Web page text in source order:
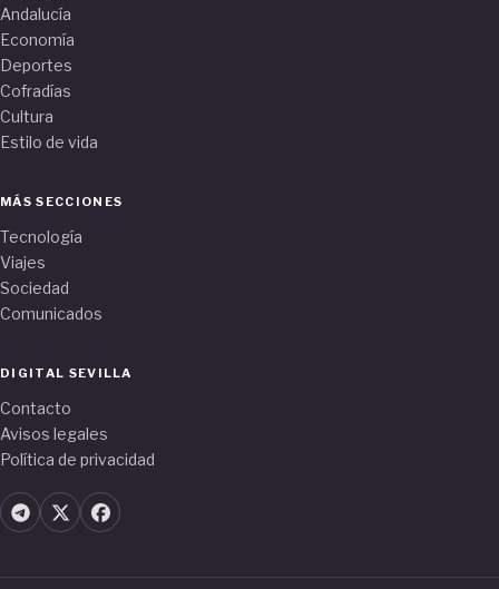
Andalucía
Economía
Deportes
Cofradías
Cultura
Estilo de vida
MÁS SECCIONES
Tecnología
Viajes
Sociedad
Comunicados
DIGITAL SEVILLA
Contacto
Avisos legales
Política de privacidad